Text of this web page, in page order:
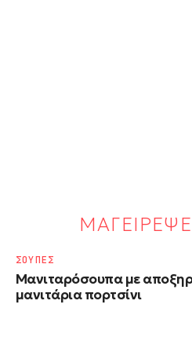
Μανιταρόσουπα με
μανιτάρια πορτσίνι
ΣΟΥΠΕΣ